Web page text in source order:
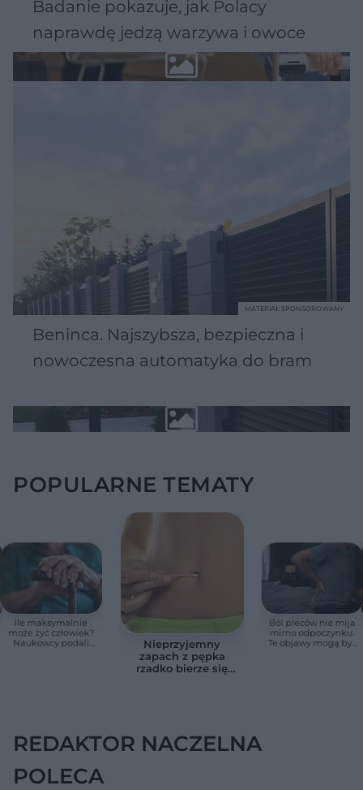
Badanie pokazuje, jak Polacy
naprawdę jedzą warzywa i owoce
Beninca. Najszybsza, bezpieczna i
nowoczesna automatyka do bram
MATERIAŁ SPONSOROWANY
POPULARNE TEMATY
Ile maksymalnie
może żyć człowiek?
Naukowcy podali
Nieprzyjemny
zapach z pępka
rzadko bierze się
Ból pleców nie mija
mimo odpoczynku.
Te objawy mogą być
REDAKTOR NACZELNA
POLECA